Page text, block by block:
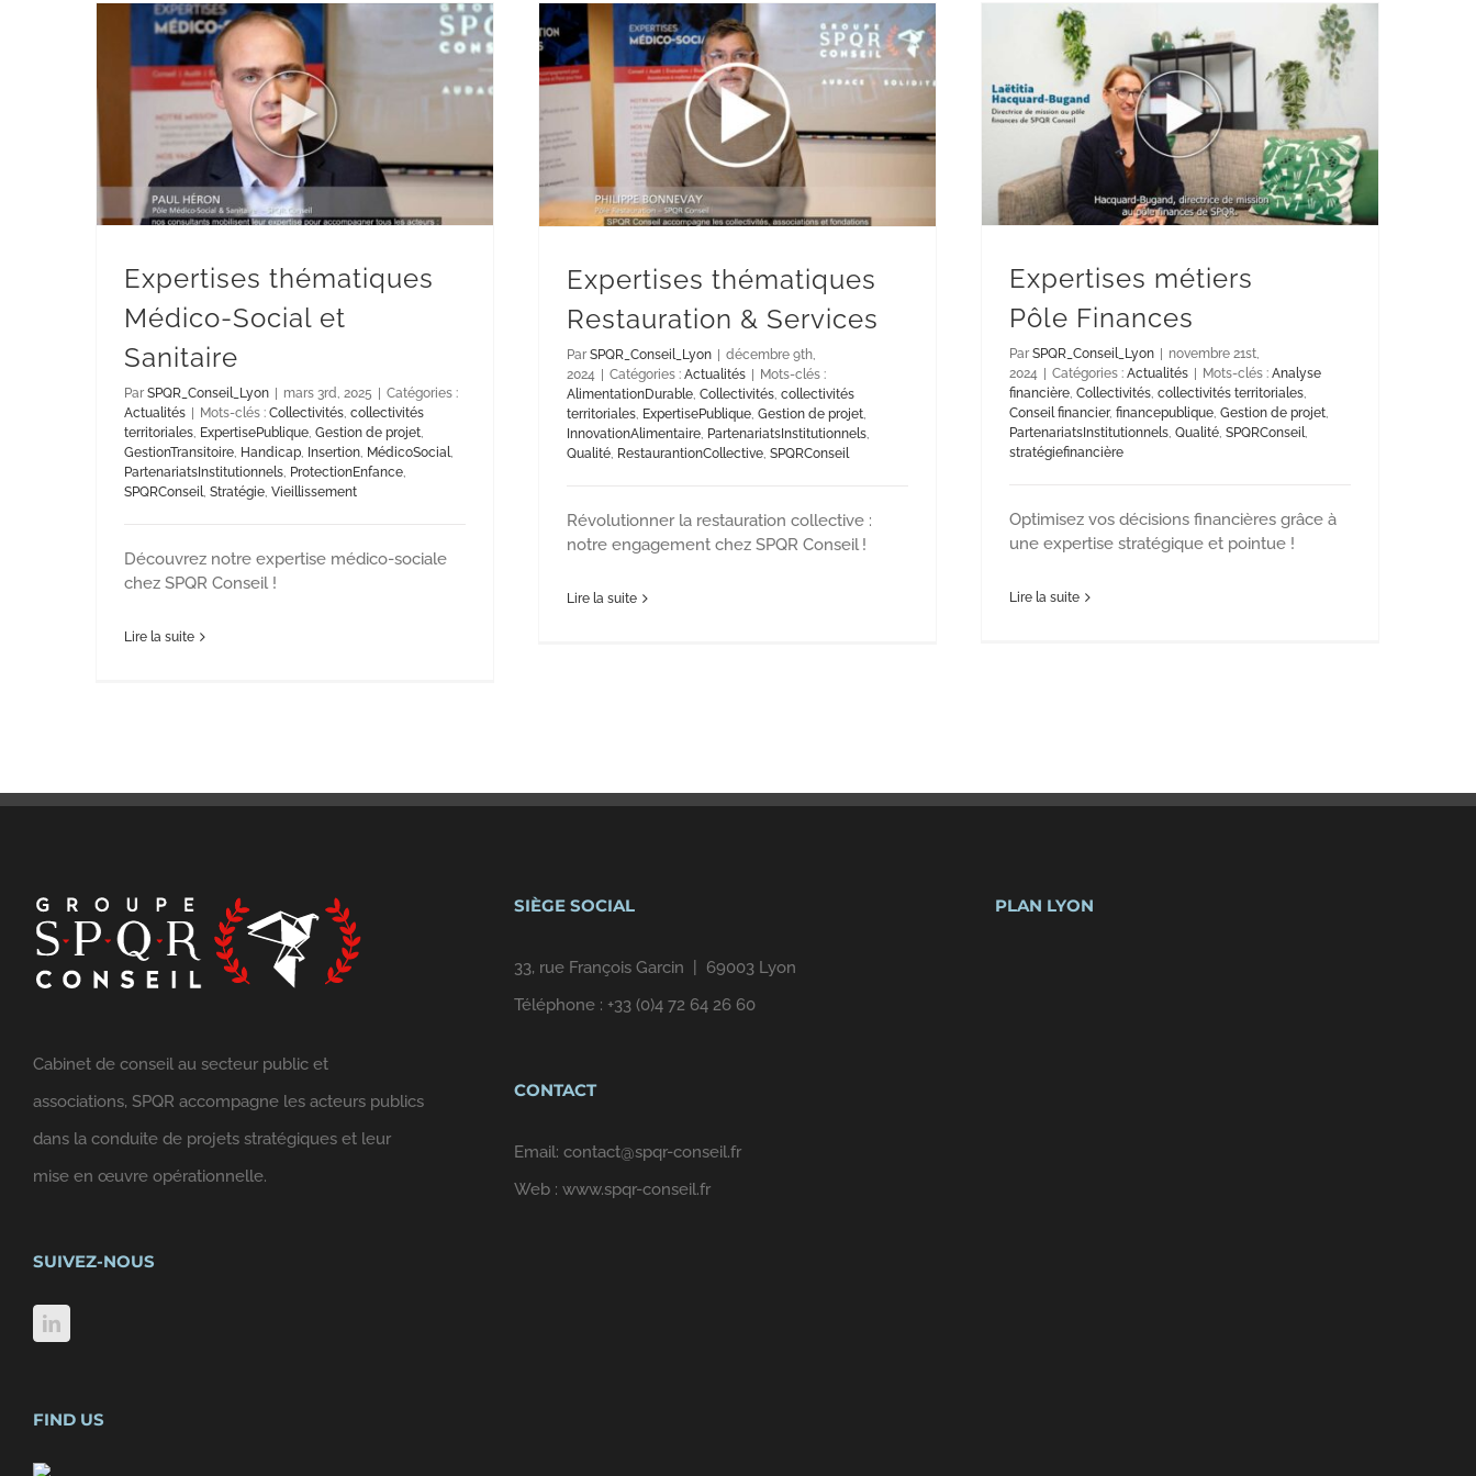
Expertises thématiques
Médico-Social et
Sanitaire
Par SPQR_Conseil_Lyon mars 3rd, 2025
Catégories :
Actualités
Mots-clés : Collectivités, collectivités
territoriales, ExpertisePublique, Gestion de projet,
GestionTransitoire, Handicap, Insertion, MédicoSocial,
PartenariatsInstitutionnels, ProtectionEnfance,
SPQRConseil, Stratégie, Vieillissement
Découvrez notre expertise médico-sociale
chez SPQR Conseil !
Lire la suite
Expertises thématiques
Restauration & Services
Par SPQR_Conseil_Lyon
décembre 9th,
2024
Catégories : Actualités
Mots-clés :
AlimentationDurable, Collectivités, collectivités
territoriales, ExpertisePublique, Gestion de projet,
InnovationAlimentaire, PartenariatsInstitutionnels,
Qualité, RestaurantionCollective, SPQRConseil
Révolutionner la restauration collective :
notre engagement chez SPQR Conseil !
Lire la suite
Expertises métiers
Pôle Finances
Par SPQR_Conseil_Lyon
novembre 21st,
2024
Catégories : Actualités Mots-clés : Analyse
financière, Collectivités, collectivités territoriales,
Conseil financier, financepublique, Gestion de projet,
PartenariatsInstitutionnels, Qualité, SPQRConseil,
stratégiefinancière
Optimisez vos décisions financières grâce à
une expertise stratégique et pointue !
Lire la suite
Cabinet de conseil au secteur public et
associations, SPQR accompagne les acteurs publics
dans la conduite de projets stratégiques et leur
mise en œuvre opérationnelle.
SUIVEZ-NOUS
FIND US
SIÈGE SOCIAL
33, rue François Garcin | 69003 Lyon
Téléphone : +33 (0)4 72 64 26 60
CONTACT
Email: contact@spqr-conseil.fr
Web : www.spqr-conseil.fr
PLAN LYON